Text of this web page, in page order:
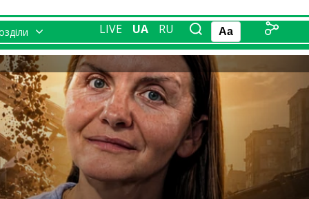
LIVE UA RU Aa